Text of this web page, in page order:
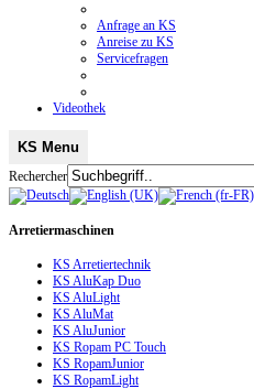
Anfrage an KS
Anreise zu KS
Servicefragen
Videothek
KS Menu
Rechercher
Arretiermaschinen
KS Arretiertechnik
KS AluKap Duo
KS AluLight
KS AluMat
KS AluJunior
KS Ropam PC Touch
KS RopamJunior
KS RopamLight